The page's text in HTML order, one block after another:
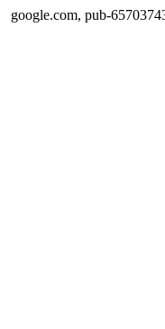
google.com, pub-